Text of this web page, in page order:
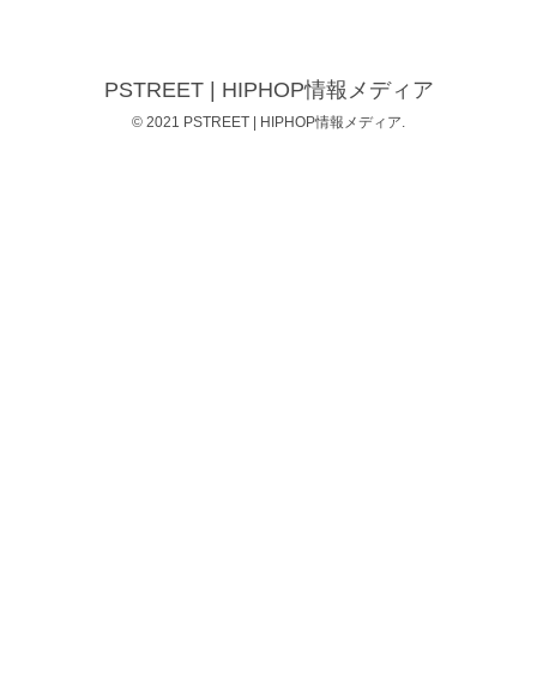
PSTREET | HIPHOP情報メディア
© 2021 PSTREET | HIPHOP情報メディア.